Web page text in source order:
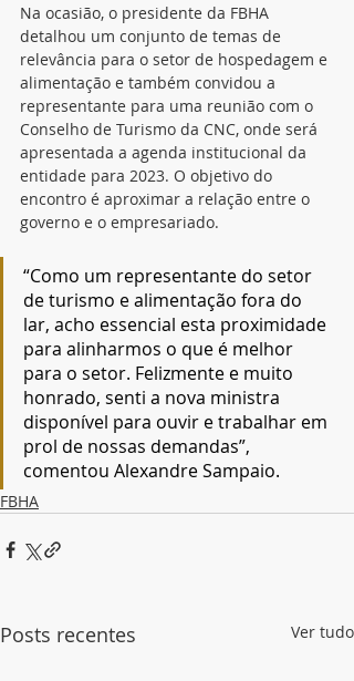
Na ocasião, o presidente da FBHA
detalhou um conjunto de temas de
relevância para o setor de hospedagem e
alimentação e também convidou a
representante para uma reunião com o
Conselho de Turismo da CNC, onde será
apresentada a agenda institucional da
entidade para 2023. O objetivo do
encontro é aproximar a relação entre o
governo e o empresariado.
“Como um representante do setor
de turismo e alimentação fora do
lar, acho essencial esta proximidade
para alinharmos o que é melhor
para o setor. Felizmente e muito
honrado, senti a nova ministra
disponível para ouvir e trabalhar em
prol de nossas demandas”,
comentou Alexandre Sampaio.
FBHA
Posts recentes Ver tudo